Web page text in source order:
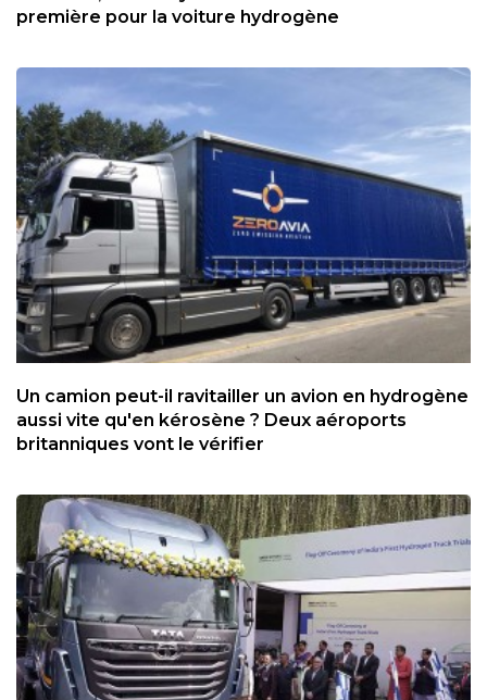
première pour la voiture hydrogène
Un camion peut-il ravitailler un avion en hydrogène
aussi vite qu'en kérosène ? Deux aéroports
britanniques vont le vérifier